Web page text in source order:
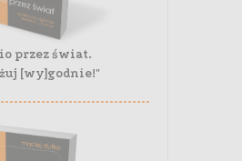
przez świat.
[wy]godnie!"